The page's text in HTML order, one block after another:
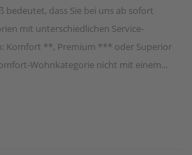
bedeutet, dass Sie bei uns ab sofort
mit unterschiedlichen Service-
Komfort **, Premium *** oder Superior
Wohnkategorie nicht mit einem...